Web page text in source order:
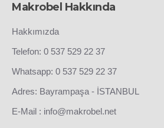
Makrobel Hakkında
Hakkımızda
Telefon: 0 537 529 22 37
Whatsapp: 0 537 529 22 37
Adres: Bayrampaşa - İSTANBUL
E-Mail : info@makrobel.net